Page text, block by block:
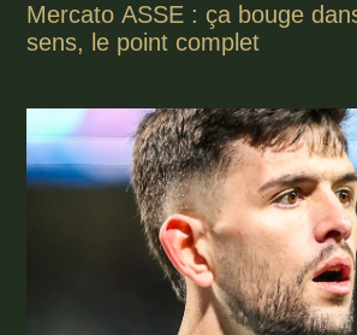
Mercato ASSE : ça bouge
sens, le point complet